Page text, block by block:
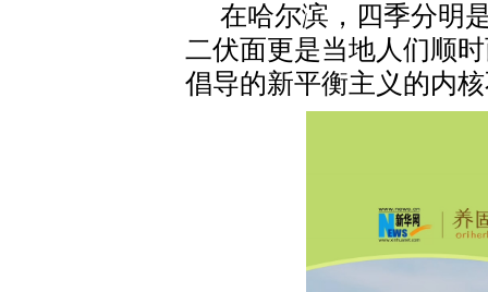
在哈尔滨，四季分明
二伏面更是当地人们顺
倡导的新平衡主义的内